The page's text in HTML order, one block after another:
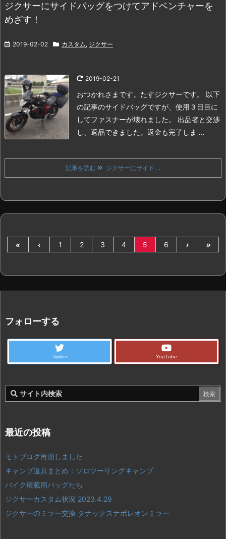
ジクサーにサイドバッグをつけてアドベンチャーを
めざす！
2019-02-02 カスタム, ジクサー
2019-02-21
おつかれさまです。たすジクサーです。
以下
の記事のサイドバッグですが、使用３日目に
してファスナーが壊れました。
出品者と交渉
し、返品できました。返金も完了しま ...
記事を読む ジクサーにサイド ...
« ‹ 1 2 3 4 5 6 › »
フォローする
Twitter YouTube
最近の投稿
モトブログ再開しました
キャンプ道具まとめ：ソロツーリングキャンプ
バイク積載用バッグたち
ジクサーカスタム状況 2023.4.29
ジクサーのミラー交換 タナックスナポレオンミラー